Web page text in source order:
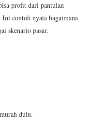
profit dari pantulan
contoh nyata bagaimana
skenario pasar.
dulu.